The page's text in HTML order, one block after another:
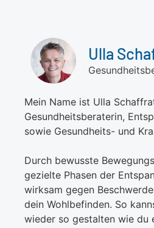
Ulla
Mein Name ist Ulla
Gesundheitsberaterin,
sowie Gesundheits- und
Durch bewusste
gezielte Phasen der
wirksam gegen
dein Wohlbefinden. So
wieder so gestalten wie du